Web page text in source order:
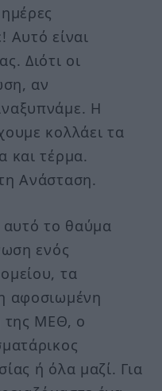
Αυτό είναι
Διότι οι
αν
Η
κολλάει τα
και τέρμα.
Ανάσταση.
το θαύμα
ενός
τα
αφοσιωμένη
της ΜΕΘ, ο
ή όλα μαζί. Για